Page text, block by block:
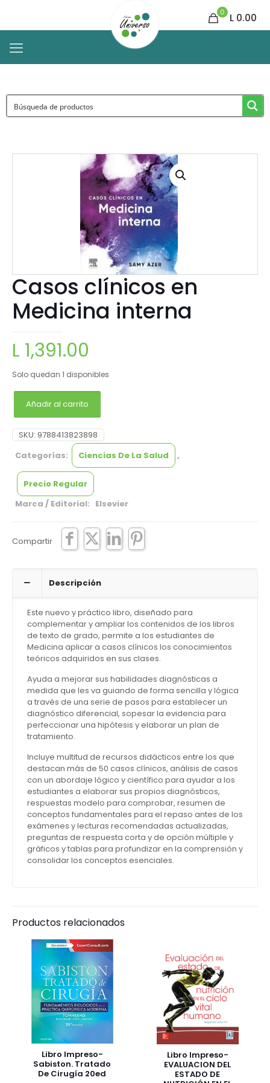
0 L 0.00
Casos clínicos en
Medicina interna
L 1,391.00
Solo quedan 1 disponibles
Añadir al carrito
SKU: 9788413823898
Categorías:
Ciencias De La Salud ,
Precio Regular
Marca / Editorial: Elsevier
Compartir
Descripción
Este nuevo y práctico libro, diseñado para
complementar y ampliar los contenidos de los libros
de texto de grado, permite a los estudiantes de
Medicina aplicar a casos clínicos los conocimientos
teóricos adquiridos en sus clases.
Ayuda a mejorar sus habilidades diagnósticas a
medida que les va guiando de forma sencilla y lógica
a través de una serie de pasos para establecer un
diagnóstico diferencial, sopesar la evidencia para
perfeccionar una hipótesis y elaborar un plan de
tratamiento.
Incluye multitud de recursos didácticos entre los que
destacan más de 50 casos clínicos, análisis de casos
con un abordaje lógico y científico para ayudar a los
estudiantes a elaborar sus propios diagnósticos,
respuestas modelo para comprobar, resumen de
conceptos fundamentales para el repaso antes de los
exámenes y lecturas recomendadas actualizadas,
preguntas de respuesta corta y de opción múltiple y
gráficos y tablas para profundizar en la comprensión y
consolidar los conceptos esenciales.
Productos relacionados
Libro Impreso-
Sabiston. Tratado
De Cirugía 20ed
Libro Impreso-
EVALUACION DEL
ESTADO DE